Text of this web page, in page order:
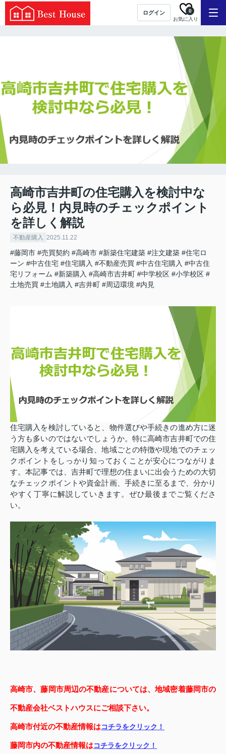
ログイン
お気に入り
0
高崎市吉井町の住宅購入を検討中な
ら必見！内見時のチェックポイント
を詳しく解説
不動産購入 2025.11.22
#藤岡市 #売買契約 #高崎市 #新築住宅建築 #注文建築 #住宅ロ
ーン #中古住宅 #住宅購入 #不動産売買 #中古住宅購入 #中古住
宅リフォーム #新築購入 #高崎市吉井町 #中学校区 #小学校区 #
土地売買 #土地購入 #吉井町 #周辺環境 #内見
住宅購入を検討していると、物件選びや手続きの進め方に迷
う方も多いのではないでしょうか。特に高崎市吉井町での住
宅購入を考えている場合、地域ごとの特徴や現地でのチェッ
クポイントをしっかり知っておくことが安心につながりま
す。本記事では、吉井町で理想の住まいに出会うための大切
なチェックポイントや資金計画、手続きに至るまで、分かり
やすく丁寧に解説していきます。ぜひ最後までご覧くださ
い。
高崎市、藤岡市周辺の不動産については、地域密着藤岡市の
不動産会社ベストハウスにご相談下さい。
高崎市付近の不動産情報はコチラをクリック！
藤岡市内の不動産情報はコチラをクリック！